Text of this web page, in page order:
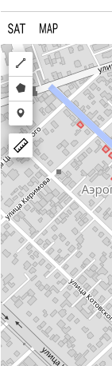
Draw
a
polyline
Draw
a
polygon
Draw
a
marker